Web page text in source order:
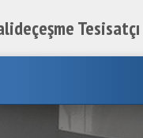
Tesisatçı